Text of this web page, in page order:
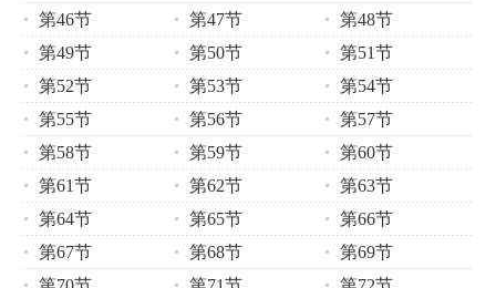
第46节
第47节
第48节
第49节
第50节
第51节
第52节
第53节
第54节
第55节
第56节
第57节
第58节
第59节
第60节
第61节
第62节
第63节
第64节
第65节
第66节
第67节
第68节
第69节